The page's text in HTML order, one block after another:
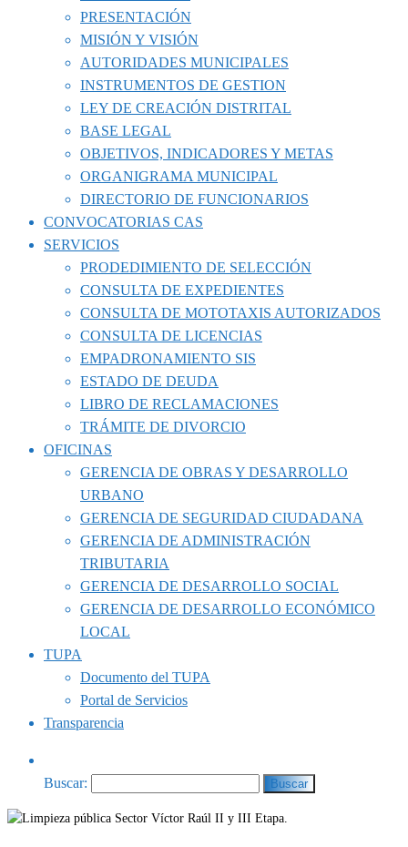
PRESENTACIÓN
MISIÓN Y VISIÓN
AUTORIDADES MUNICIPALES
INSTRUMENTOS DE GESTION
LEY DE CREACIÓN DISTRITAL
BASE LEGAL
OBJETIVOS, INDICADORES Y METAS
ORGANIGRAMA MUNICIPAL
DIRECTORIO DE FUNCIONARIOS
CONVOCATORIAS CAS
SERVICIOS
PRODEDIMIENTO DE SELECCIÓN
CONSULTA DE EXPEDIENTES
CONSULTA DE MOTOTAXIS AUTORIZADOS
CONSULTA DE LICENCIAS
EMPADRONAMIENTO SIS
ESTADO DE DEUDA
LIBRO DE RECLAMACIONES
TRÁMITE DE DIVORCIO
OFICINAS
GERENCIA DE OBRAS Y DESARROLLO
URBANO
GERENCIA DE SEGURIDAD CIUDADANA
GERENCIA DE ADMINISTRACIÓN
TRIBUTARIA
GERENCIA DE DESARROLLO SOCIAL
GERENCIA DE DESARROLLO ECONÓMICO
LOCAL
TUPA
Documento del TUPA
Portal de Servicios
Transparencia
Buscar: